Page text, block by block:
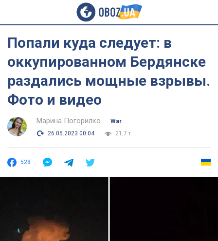
Попали куда следует: в
оккупированном Бердянске
раздались мощные взрывы.
Фото и видео
Марина Погорилко
War
26.05.2023 00:04
21,7 т.
528